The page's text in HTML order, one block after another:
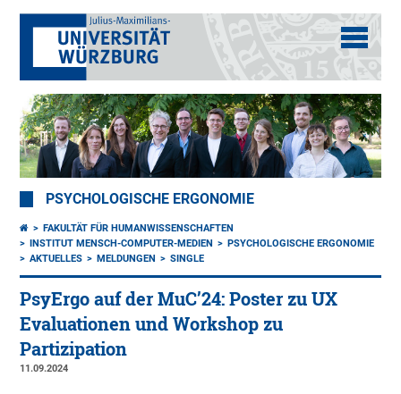
PSYCHOLOGISCHE ERGONOMIE
FAKULTÄT FÜR HUMANWISSENSCHAFTEN
INSTITUT MENSCH-COMPUTER-MEDIEN
PSYCHOLOGISCHE ERGONOMIE
AKTUELLES
MELDUNGEN SINGLE
PsyErgo auf der MuC’24: Poster zu UX
Evaluationen und Workshop zu
Partizipation
11.09.2024